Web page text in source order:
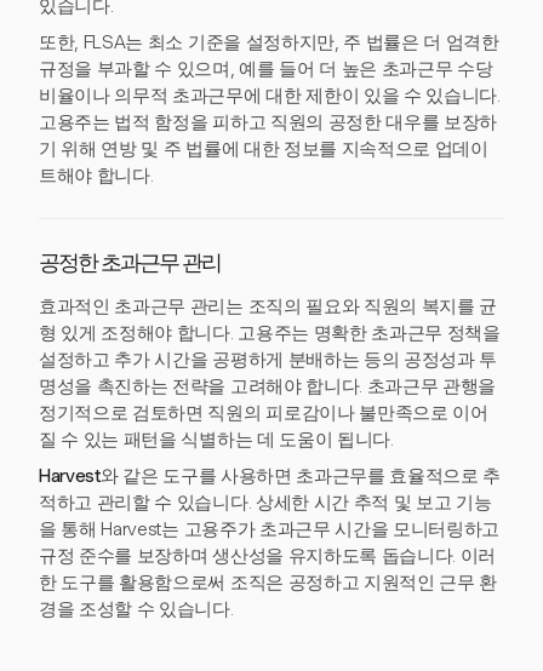
있습니다.
또한, FLSA는 최소 기준을 설정하지만, 주 법률은 더 엄격한
규정을 부과할 수 있으며, 예를 들어 더 높은 초과근무 수당
비율이나 의무적 초과근무에 대한 제한이 있을 수 있습니다.
고용주는 법적 함정을 피하고 직원의 공정한 대우를 보장하
기 위해 연방 및 주 법률에 대한 정보를 지속적으로 업데이
트해야 합니다.
공정한 초과근무 관리
효과적인 초과근무 관리는 조직의 필요와 직원의 복지를 균
형 있게 조정해야 합니다. 고용주는 명확한 초과근무 정책을
설정하고 추가 시간을 공평하게 분배하는 등의 공정성과 투
명성을 촉진하는 전략을 고려해야 합니다. 초과근무 관행을
정기적으로 검토하면 직원의 피로감이나 불만족으로 이어
질 수 있는 패턴을 식별하는 데 도움이 됩니다.
Harvest와 같은 도구를 사용하면 초과근무를 효율적으로 추
적하고 관리할 수 있습니다. 상세한 시간 추적 및 보고 기능
을 통해 Harvest는 고용주가 초과근무 시간을 모니터링하고
규정 준수를 보장하며 생산성을 유지하도록 돕습니다. 이러
한 도구를 활용함으로써 조직은 공정하고 지원적인 근무 환
경을 조성할 수 있습니다.